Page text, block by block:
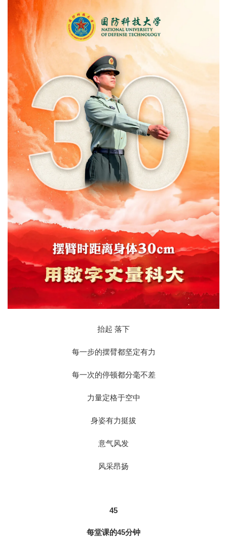
抬起 落下
每一步的摆臂都坚定有力
每一次的停顿都分毫不差
力量定格于空中
身姿有力挺拔
意气风发
风采昂扬
45
每堂课的45分钟